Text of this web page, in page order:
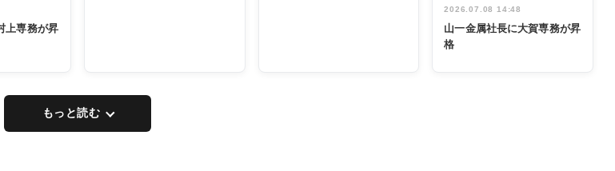
上専務が昇
2026.07.08 14:48
山一金属社長に大賀専務が昇
格
もっと読む